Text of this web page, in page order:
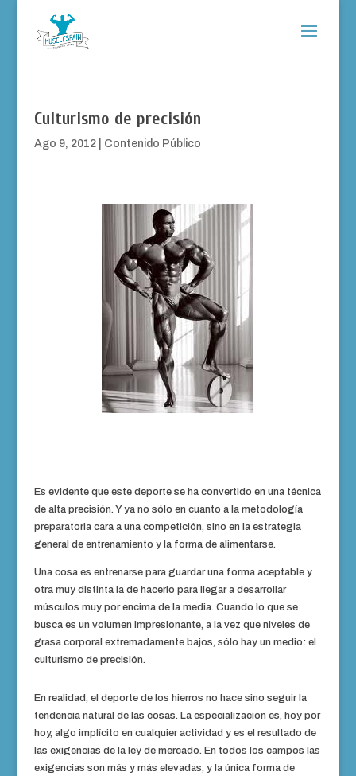
Culturismo de precisión
Ago 9, 2012| Contenido Público
Es evidente que este deporte se ha convertido en una técnica
de alta precisión. Y ya no sólo en cuanto a la metodología
preparatoria cara a una competición, sino en la estrategia
general de entrenamiento y la forma de alimentarse.
Una cosa es entrenarse para guardar una forma aceptable y
otra muy distinta la de hacerlo para llegar a desarrollar
músculos muy por encima de la media. Cuando lo que se
busca es un volumen impresionante, a la vez que niveles de
grasa corporal extremadamente bajos, sólo hay un medio: el
culturismo de precisión.
En realidad, el deporte de los hierros no hace sino seguir la
tendencia natural de las cosas. La especialización es, hoy por
hoy, algo implícito en cualquier actividad y es el resultado de
las exigencias de la ley de mercado. En todos los campos las
exigencias son más y más elevadas, y la única forma de